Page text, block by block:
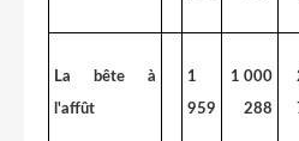
La bête à
l'affût
1
959
1 000
288